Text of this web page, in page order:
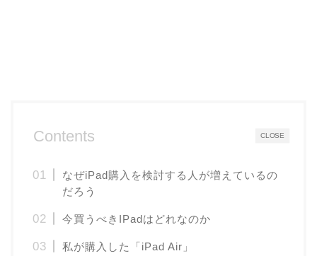
CLOSE
Contents
なぜiPad購入を検討する人が増えているの
だろう
今買うべきIPadはどれなのか
私が購入した「iPad Air」